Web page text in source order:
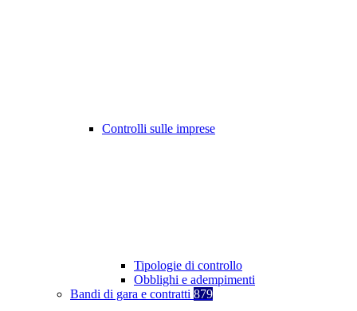
Controlli sulle imprese
Tipologie di controllo
Obblighi e adempimenti
Bandi di gara e contratti 879